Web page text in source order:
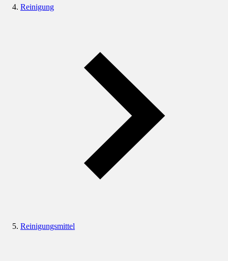
Reinigung
Reinigungsmittel